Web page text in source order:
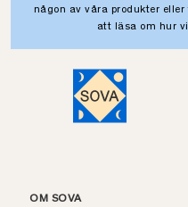
någon av våra produkter eller
att läsa om hur
OM SOVA